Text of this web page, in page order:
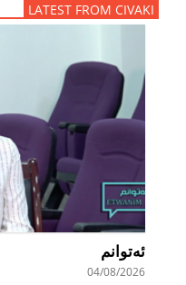
LATEST FROM CIVAKI
ئەتوانم
04/08/2026